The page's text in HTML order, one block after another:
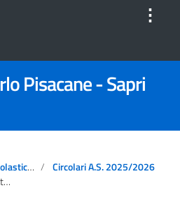
⋮
Pisacane - Sapri
2026
Circolari A.S. 2025/2026